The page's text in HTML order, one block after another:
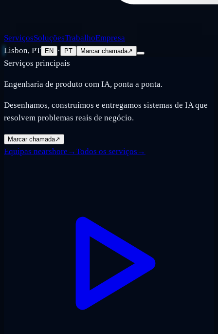
ServiçosSoluçõesTrabalhoEmpresa
Lisbon, PT
EN · PT Marcar chamada↗
Serviços principais
Engenharia de produto com IA, ponta a ponta.
Desenhamos, construímos e entregamos sistemas de IA que
resolvem problemas reais de negócio.
Marcar chamada↗
Equipas nearshore →Todos os serviços →